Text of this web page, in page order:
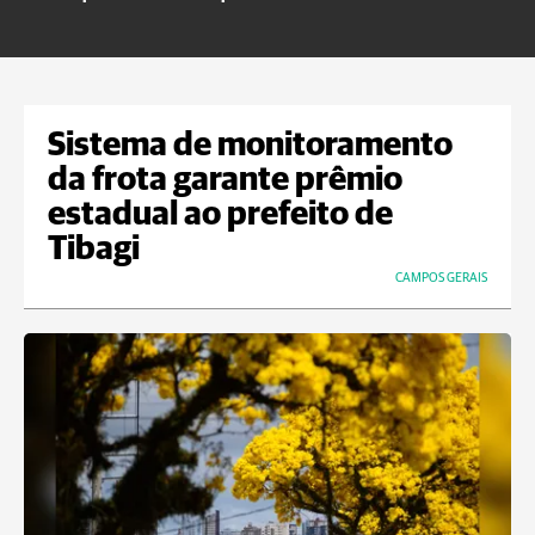
Sistema de monitoramento
da frota garante prêmio
estadual ao prefeito de
Tibagi
CAMPOS GERAIS